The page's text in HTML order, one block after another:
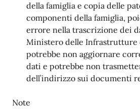
della famiglia e copia delle
componenti della famiglia,
errore nella trascrizione dei
Ministero delle Infrastrutture
potrebbe non aggiornare
dati e potrebbe non
dell’indirizzo sui documenti
Note